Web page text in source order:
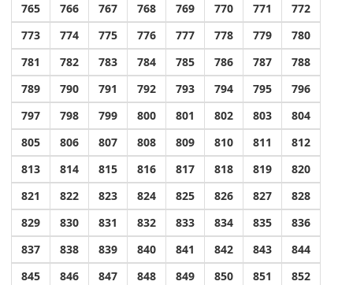
765
766 767 768 769 770 771
772
773
774 775 776 777 778 779
780
781
782 783 784 785 786 787
788
789
790 791 792 793 794 795
796
797
798 799 800 801 802 803
804
805
806 807 808 809 810 811
812
813
814 815 816 817 818 819
820
821
822 823 824 825 826 827
828
829
830 831 832 833 834 835
836
837
838 839 840 841 842 843
844
845
846 847 848 849 850 851
852